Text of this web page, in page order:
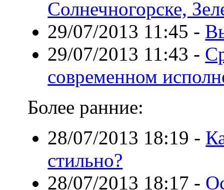
Солнечногорске,
29/07/2013 11:45 -
29/07/2013 11:43 -
современном
Более ранние:
28/07/2013 18:19 -
стильно?
28/07/2013 18:17 -